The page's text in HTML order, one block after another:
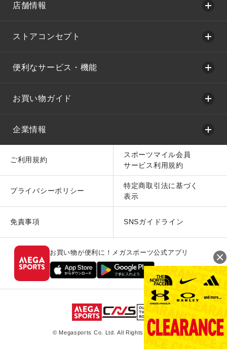
店舗情報
ストアコンセプト
便利なサービス・機能
お買い物ガイド
企業情報
ご利用規約
スポーツマイル会員
サービス利用規約
プライバシーポリシー
特定商取引法に基づく
表示
免責事項 SNSガイドライン
お買い物が便利に！メガスポーツ公式アプリ
© Megasports Co. Ltd. All Rights Reserved.